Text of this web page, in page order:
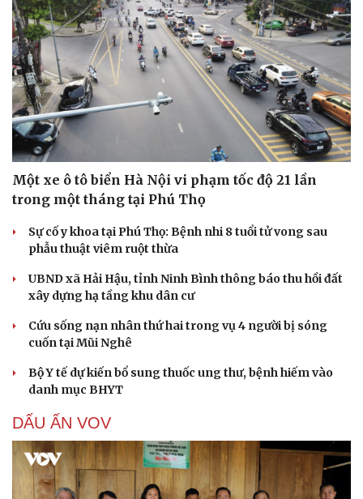
Cải chính
Một xe ô tô biển Hà Nội vi phạm tốc độ 21 lần
trong một tháng tại Phú Thọ
Sự cố y khoa tại Phú Thọ: Bệnh nhi 8 tuổi tử vong sau
phẫu thuật viêm ruột thừa
UBND xã Hải Hậu, tỉnh Ninh Bình thông báo thu hồi đất
xây dựng hạ tầng khu dân cư
Cứu sống nạn nhân thứ hai trong vụ 4 người bị sóng
cuốn tại Mũi Nghê
Bộ Y tế dự kiến bổ sung thuốc ung thư, bệnh hiếm vào
danh mục BHYT
DẤU ẤN VOV